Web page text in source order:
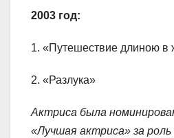
2003 год:
1. «Путешествие длиною в
2. «Разлука»
Актриса была
«Лучшая актриса» за